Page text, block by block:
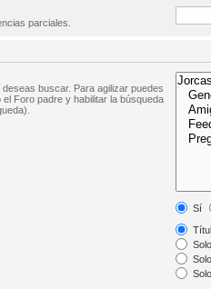
parciales.
buscar. Para agilizar puedes
Foro padre y habilitar la búsqueda
Sí